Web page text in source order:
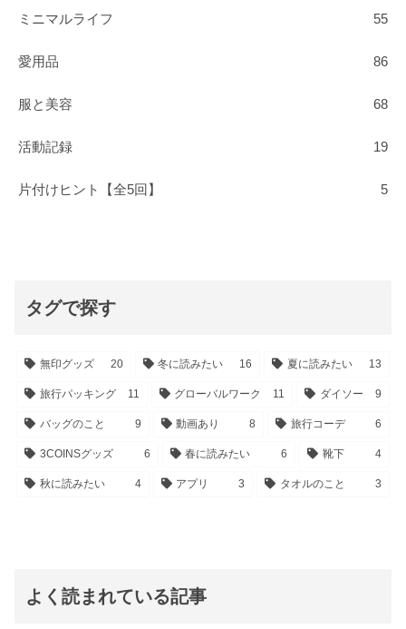
ミニマルライフ 55
愛用品 86
服と美容 68
活動記録 19
片付けヒント【全5回】 5
タグで探す
無印グッズ 20 冬に読みたい 16 夏に読みたい 13
旅行パッキング 11 グローバルワーク 11 ダイソー 9
バッグのこと 9 動画あり 8 旅行コーデ 6
3COINSグッズ 6 春に読みたい 6 靴下 4
秋に読みたい 4 アプリ 3 タオルのこと 3
よく読まれている記事